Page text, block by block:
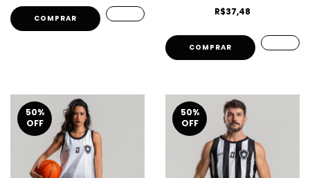
COMPRAR
R$37,48
COMPRAR
50%
OFF
50%
OFF